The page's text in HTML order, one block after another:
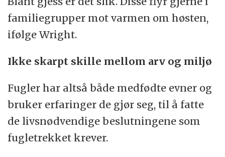
familiegrupper mot varmen om høsten,
ifølge Wright.
Ikke skarpt skille mellom arv og miljø
Fugler har altså både medfødte evner og
bruker erfaringer de gjør seg, til å fatte
de livsnødvendige beslutningene som
fugletrekket krever.